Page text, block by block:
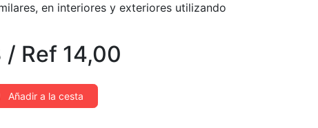
en interiores y exteriores utilizando
/ Ref 14,00
Añadir a la cesta